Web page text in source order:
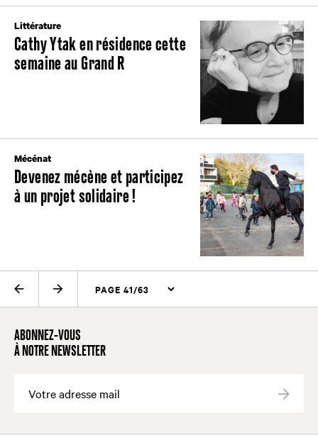
Littérature
Cathy Ytak en résidence cette
semaine au Grand R
Mécénat
Devenez mécène et participez
à un projet solidaire !
PAGE PRÉCÉDENTE
PAGE SUIVANTE
ABONNEZ-VOUS
À NOTRE NEWSLETTER